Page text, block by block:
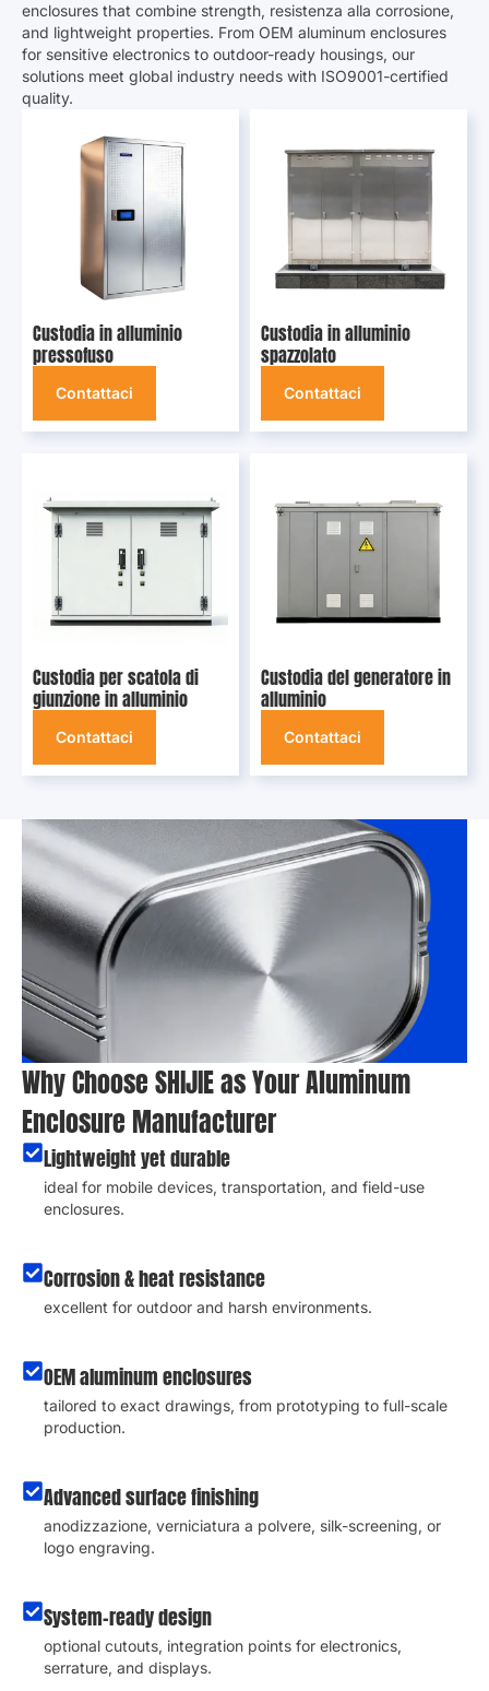
enclosures that combine strength, resistenza alla corrosione,
and lightweight properties. From OEM aluminum enclosures
for sensitive electronics to outdoor-ready housings, our
solutions meet global industry needs with ISO9001-certified
quality.
Custodia in alluminio
pressofuso
Contattaci
Custodia in alluminio
spazzolato
Contattaci
Custodia per scatola di
giunzione in alluminio
Contattaci
Custodia del generatore in
alluminio
Contattaci
Why Choose SHIJIE as Your Aluminum
Enclosure Manufacturer
Lightweight yet durable
ideal for mobile devices, transportation, and field-use
enclosures.
Corrosion & heat resistance
excellent for outdoor and harsh environments.
OEM aluminum enclosures
tailored to exact drawings, from prototyping to full-scale
production.
Advanced surface finishing
anodizzazione, verniciatura a polvere, silk-screening, or
logo engraving.
System-ready design
optional cutouts, integration points for electronics,
serrature, and displays.